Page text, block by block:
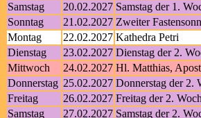
Samstag
20.02.2027 Samstag der 1.
Sonntag
21.02.2027 Zweiter
Montag
22.02.2027 Kathedra Petri
Dienstag
23.02.2027 Dienstag der 2.
Mittwoch
24.02.2027 Hl. Matthias,
Donnerstag 25.02.2027 Donnerstag der 2.
Freitag
26.02.2027 Freitag der 2.
Samstag
27.02.2027 Samstag der 2.